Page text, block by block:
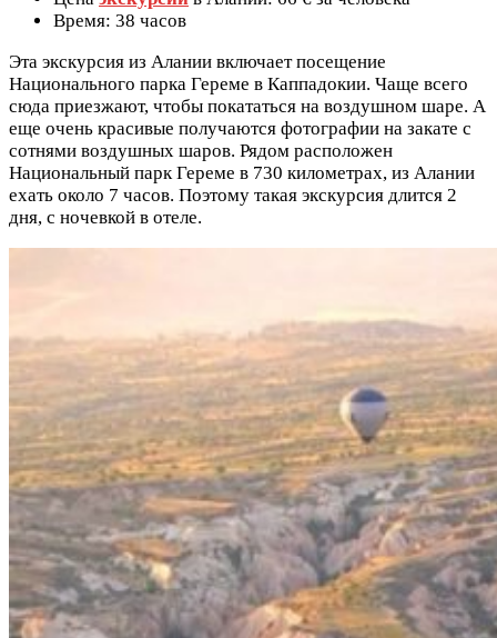
Время: 38 часов
Эта экскурсия из Алании включает посещение
Национального парка Гереме в Каппадокии. Чаще всего
сюда приезжают, чтобы покататься на воздушном шаре. А
еще очень красивые получаются фотографии на закате с
сотнями воздушных шаров. Рядом расположен
Национальный парк Гереме в 730 километрах, из Алании
ехать около 7 часов. Поэтому такая экскурсия длится 2
дня, с ночевкой в отеле.